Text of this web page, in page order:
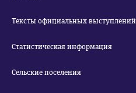
Тексты официальных выступлений
Статистическая информация
Сельские поселения